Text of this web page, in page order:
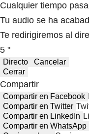
Cualquier tiempo
Tu audio se ha
Te redirigiremos al
5 "
Directo
Cancelar
Cerrar
Compartir
Compartir en Facebook
Compartir en Twitter
Compartir en LinkedIn
Compartir en WhatsApp